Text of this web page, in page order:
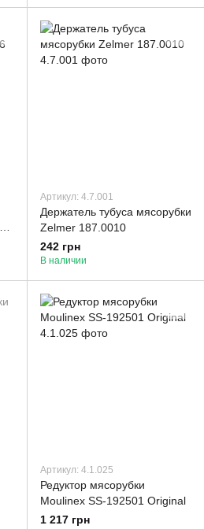
Артикул: 4.7.001
Держатель тубуса мясорубки
Zelmer 187.0010
242 грн
В наличии
Артикул: 4.1.025
Редуктор мясорубки
Moulinex SS-192501 Original
1 217 грн